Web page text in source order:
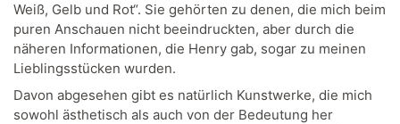
Weiß, Gelb und Rot“. Sie gehörten zu denen, die mich beim
puren Anschauen nicht beeindruckten, aber durch die
näheren Informationen, die Henry gab, sogar zu meinen
Lieblingsstücken wurden.
Davon abgesehen gibt es natürlich Kunstwerke, die mich
sowohl ästhetisch als auch von der Bedeutung her